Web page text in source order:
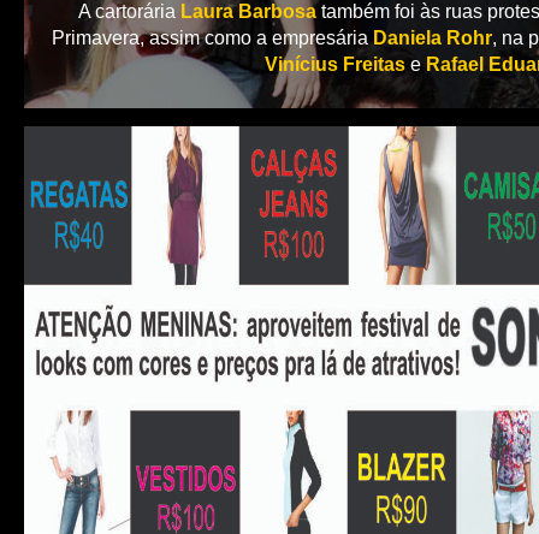
A cartorária Laura Barbosa também foi às ruas
Primavera, assim como a empresária Daniela Rohr, na
Vinícius Freitas e Rafael